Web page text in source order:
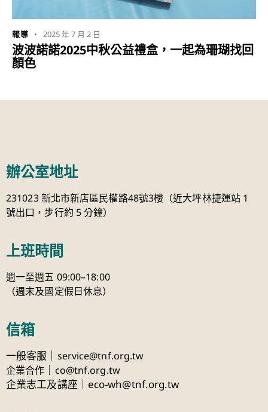
報導 2025 年 7 月 2 日
波波諾諾2025中秋公益禮盒，一起為珊瑚找回
顏色
辦公室地址
231023 新北市新店區民權路48號3樓（近大坪林捷運站 1
號出口，步行約 5 分鐘）
上班時間
週一至週五 09:00–18:00
（週末及國定假日休息）
信箱
一般客服｜ service@tnf.org.tw
企業合作
co@tnf.org.tw
企業志工及講座｜eco-wh@tnf.org.tw